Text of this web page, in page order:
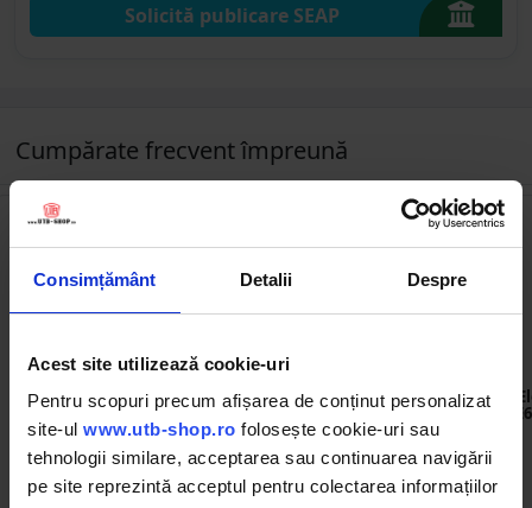
Consimțământ Detalii Despre
Acest site utilizează cookie-uri
Pentru scopuri precum afișarea de conținut personalizat
site-ul www.utb-shop.ro folosește cookie-uri sau
tehnologii similare, acceptarea sau continuarea navigării
pe site reprezintă acceptul pentru colectarea informațiilor
Solicită publicare SEAP
Cumpărate frecvent împreună
DISMH31
Kit furtun GPL 2m si ceas
butelie
Aragaz, plita cu un arzator
SG-6001 Starlux